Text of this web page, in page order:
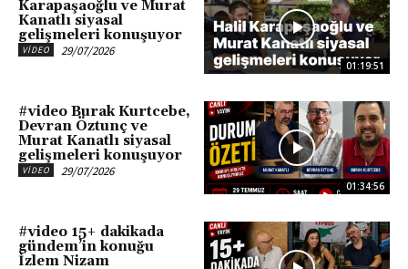
01:19:51
Karapaşaoğlu ve Murat
Kanatlı siyasal
gelişmeleri konuşuyor
VIDEO 29/07/2026
01:34:56
#video Burak Kurtcebe,
Devran Öztunç ve
Murat Kanatlı siyasal
gelişmeleri konuşuyor
VIDEO 29/07/2026
#video 15+ dakikada
gündem’in konuğu
İzlem Nizam